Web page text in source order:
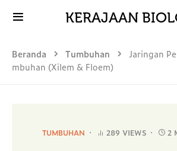
KERAJAAN
Beranda Tumbuhan
Jaringan
mbuhan (Xilem & Floem)
TUMBUHAN 289 VIEWS 2